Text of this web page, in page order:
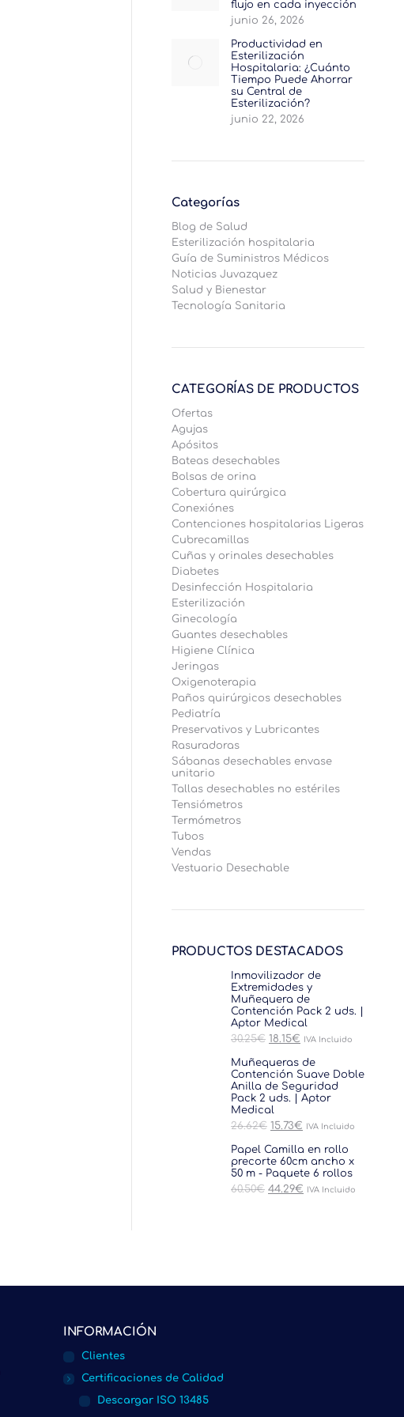
flujo en cada inyección
junio 26, 2026
Productividad en
Esterilización
Hospitalaria: ¿Cuánto
Tiempo Puede Ahorrar
su Central de
Esterilización?
junio 22, 2026
Categorías
Blog de Salud
Esterilización hospitalaria
Guía de Suministros Médicos
Noticias Juvazquez
Salud y Bienestar
Tecnología Sanitaria
CATEGORÍAS DE PRODUCTOS
Ofertas
Agujas
Apósitos
Bateas desechables
Bolsas de orina
Cobertura quirúrgica
Conexiónes
Contenciones hospitalarias Ligeras
Cubrecamillas
Cuñas y orinales desechables
Diabetes
Desinfección Hospitalaria
Esterilización
Ginecología
Guantes desechables
Higiene Clínica
Jeringas
Oxigenoterapia
Paños quirúrgicos desechables
Pediatría
Preservativos y Lubricantes
Rasuradoras
Sábanas desechables envase
unitario
Tallas desechables no estériles
Tensiómetros
Termómetros
Tubos
Vendas
Vestuario Desechable
PRODUCTOS DESTACADOS
Inmovilizador de
Extremidades y
Muñequera de
Contención Pack 2 uds. |
Aptor Medical
30.25€ El
original
era:
30.25€.
18.15€ El
actual
es:
18.15€.
IVA Incluido
Muñequeras de
Contención Suave Doble
Anilla de Seguridad
Pack 2 uds. | Aptor
Medical
26.62€ El
original
era:
26.62€.
15.73€ El
actual
es:
15.73€.
IVA Incluido
Papel Camilla en rollo
precorte 60cm ancho x
50 m - Paquete 6 rollos
60.50€ El
44.29€ El
IVA Incluido
INFORMACIÓN
Clientes
Certificaciones de Calidad
Descargar ISO 13485